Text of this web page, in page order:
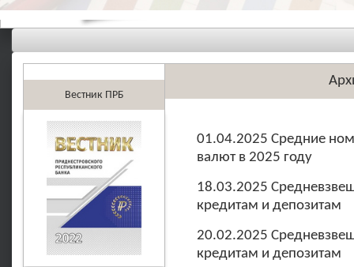
Вестник ПРБ
01.04.2025 Средние
валют в 2025 году
18.03.2025
кредитам и депозитам
20.02.2025
кредитам и депозитам